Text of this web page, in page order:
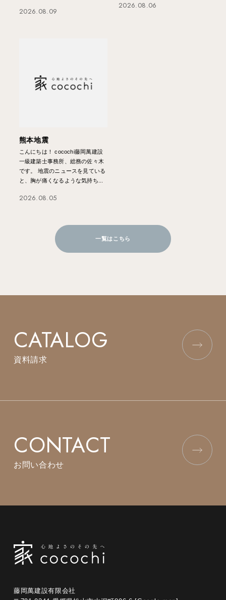
2026.08.09
2026.08.06
熊本地震
こんにちは！ cocochi藤岡萬建設
一級建築士事務所、総務の佐々木
です。 地震のニュースを見ている
と、胸が痛くなるような気持ち...
2026.08.05
一覧はこちら
CATALOG
資料請求
CONTACT
お問い合わせ
藤岡萬建設有限会社